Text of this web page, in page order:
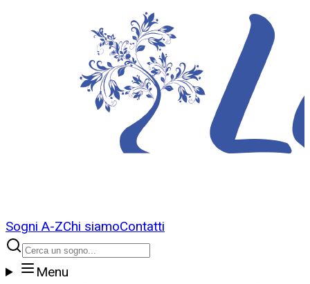
Sogni A-ZChi siamoContatti
Menu